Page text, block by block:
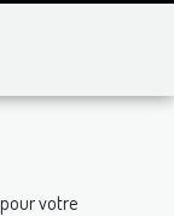
votre